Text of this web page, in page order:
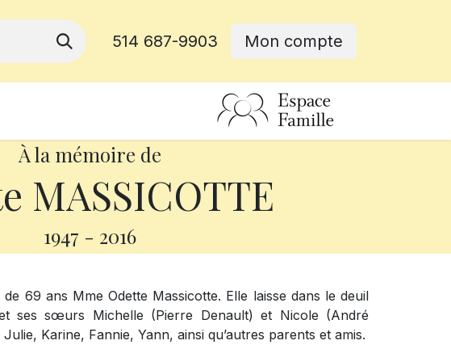
514 687-9903 Mon compte
À la mémoire de
MASSICOTTE
1947 - 2016
69 ans Mme Odette Massicotte. Elle laisse dans le deuil
ses sœurs Michelle (Pierre Denault) et Nicole (André
Karine, Fannie, Yann, ainsi qu’autres parents et amis.